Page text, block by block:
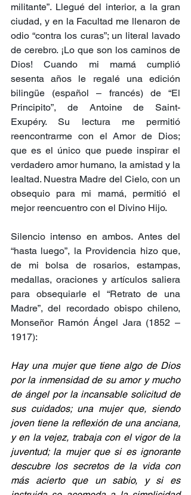
militante”. Llegué del interior, a la gran
ciudad, y en la Facultad me llenaron de
odio “contra los curas”; un literal lavado
de cerebro. ¡Lo que son los caminos de
Dios! Cuando mi mamá cumplió
sesenta años le regalé una edición
bilingüe (español – francés) de “El
Principito”, de Antoine de Saint-
Exupéry. Su lectura me permitió
reencontrarme con el Amor de Dios;
que es el único que puede inspirar el
verdadero amor humano, la amistad y la
lealtad. Nuestra Madre del Cielo, con un
obsequio para mi mamá, permitió el
mejor reencuentro con el Divino Hijo.
Silencio intenso en ambos. Antes del
“hasta luego”, la Providencia hizo que,
de mi bolsa de rosarios, estampas,
medallas, oraciones y artículos saliera
para obsequiarle el “Retrato de una
Madre”, del recordado obispo chileno,
Monseñor Ramón Ángel Jara (1852 –
1917):
Hay una mujer que tiene algo de Dios
por la inmensidad de su amor y mucho
de ángel por la incansable solicitud de
sus cuidados; una mujer que, siendo
joven tiene la reflexión de una anciana,
y en la vejez, trabaja con el vigor de la
juventud; la mujer que si es ignorante
descubre los secretos de la vida con
más acierto que un sabio, y si es